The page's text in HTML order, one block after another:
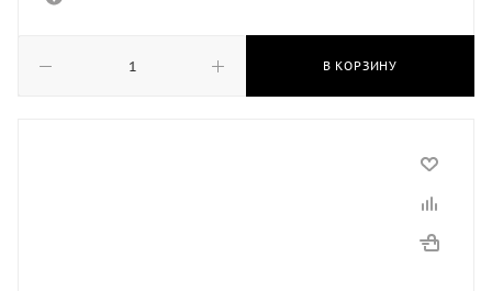
В КОРЗИНУ